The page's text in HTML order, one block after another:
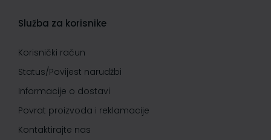
Služba za korisnike
Korisnički račun
Status/Povijest narudžbi
Informacije o dostavi
Povrat proizvoda i reklamacije
Kontaktirajte nas